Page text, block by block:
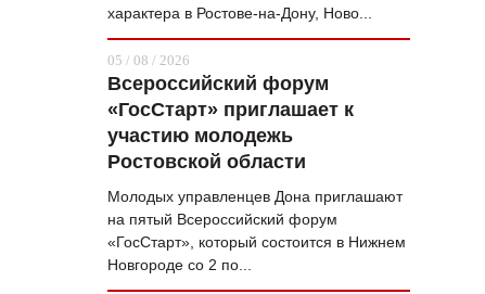
характера в Ростове-на-Дону, Ново...
05 / 08 / 2026
Всероссийский форум
«ГосСтарт» приглашает к
участию молодежь
Ростовской области
Молодых управленцев Дона приглашают
на пятый Всероссийский форум
«ГосСтарт», который состоится в Нижнем
Новгороде со 2 по...